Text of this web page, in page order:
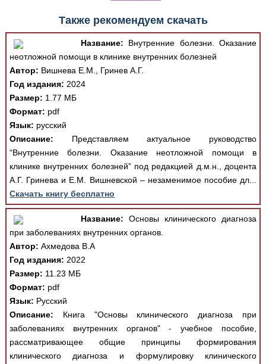
Также рекомендуем скачать
Название: Внутренние болезни. Оказание
неотложной помощи в клинике внутренних болезней
Автор: Вишнева Е.М., Гринев А.Г.
Год издания: 2024
Размер: 1.77 МБ
Формат: pdf
Язык: русский
Описание: Представляем актуальное руководство
“Внутренние болезни. Оказание неотложной помощи в
клинике внутренних болезней” под редакцией д.м.н., доцента
А.Г. Гринева и Е.М. Вишневской – незаменимое пособие дл...
Скачать книгу бесплатно
Название: Основы клинического диагноза
при заболеваниях внутренних органов.
Автор: Ахмедова В.А
Год издания: 2022
Размер: 11.23 МБ
Формат: pdf
Язык: Русский
Описание: Книга "Основы клинического диагноза при
заболеваниях внутренних органов" - учебное пособие,
рассматривающее общие принципы формирования
клинического диагноза и формулировку клинического